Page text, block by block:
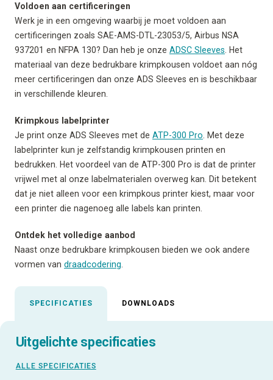
Voldoen aan certificeringen
Werk je in een omgeving waarbij je moet voldoen aan
certificeringen zoals SAE-AMS-DTL-23053/5, Airbus NSA
937201 en NFPA 130? Dan heb je onze ADSC Sleeves . Het
materiaal van deze bedrukbare krimpkousen voldoet aan nóg
meer certificeringen dan onze ADS Sleeves en is beschikbaar
in verschillende kleuren.
Krimpkous labelprinter
Je print onze ADS Sleeves met de ATP-300 Pro . Met deze
labelprinter kun je zelfstandig krimpkousen printen en
bedrukken. Het voordeel van de ATP-300 Pro is dat de printer
vrijwel met al onze labelmaterialen overweg kan. Dit betekent
dat je niet alleen voor een krimpkous printer kiest, maar voor
een printer die nagenoeg alle labels kan printen.
Ontdek het volledige aanbod
Naast onze bedrukbare krimpkousen bieden we ook andere
vormen van draadcodering
SPECIFICATIES DOWNLOADS
Uitgelichte specificaties
ALLE SPECIFICATIES